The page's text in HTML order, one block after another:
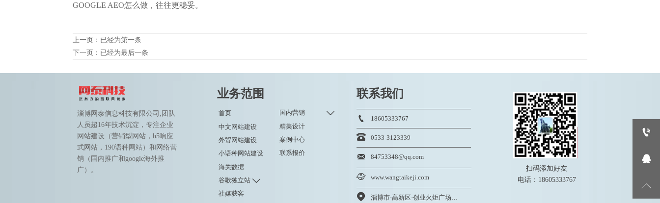
GOOGLE AEO怎么做，往往更稳妥。
上一页：已经为第一条
下一页：已经为最后一条
淄博网泰信息科技有限公司,团队
人员超16年技术沉淀，专注企业
网站建设（营销型网站，h5响应
式网站，190语种网站）和网络营
销（国内推广和google海外推
广）。
业务范围
首页
中文网站建设
外贸网站建设
小语种网站建设
海关数据
谷歌独立站 
社媒获客
国内营销 
精美设计
案例中心
联系报价
联系我们
 18605333767
 0533-3123339
 84753348@qq.com
 www.wangtaikeji.com
 淄博市·高新区·创业火炬广场F座1206室
扫码添加好友
电话：18605333767


